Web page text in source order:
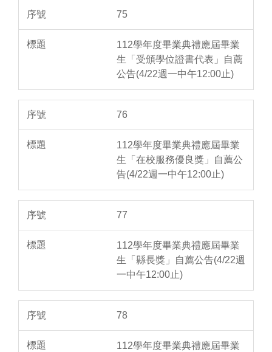
75
112學年度畢業典禮應屆畢業
生「受頒學位證書代表」自薦
公告(4/22週一中午12:00止)
76
112學年度畢業典禮應屆畢業
生「在校服務優良獎」自薦公
告(4/22週一中午12:00止)
77
112學年度畢業典禮應屆畢業
生「縣長獎」自薦公告(4/22週
一中午12:00止)
78
112學年度畢業典禮應屆畢業